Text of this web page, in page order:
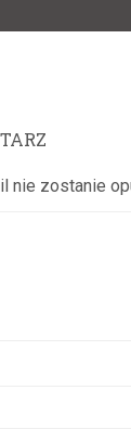
nie zostanie